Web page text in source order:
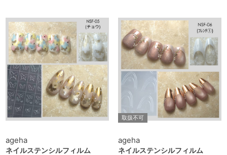
ageha
ネイルステンシルフィルム
取扱不可
ageha
ネイルステンシルフィルム